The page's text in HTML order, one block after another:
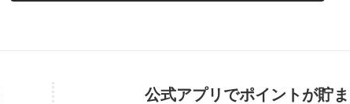
公式アプリでポイントが貯